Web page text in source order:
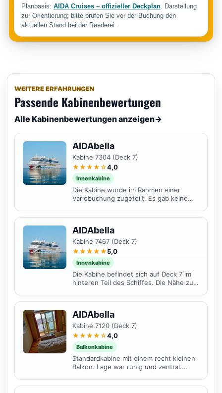
Planbasis: AIDA Cruises – offizieller Deckplan. Darstellung
zur Orientierung; bitte prüfen Sie vor der Buchung den
aktuellen Stand bei der Reederei.
WEITERE ERFAHRUNGEN
Passende Kabinenbewertungen
Alle Kabinenbewertungen anzeigen→
AIDAbella
Kabine 7304 (Deck 7)
★★★★☆4,0
Innenkabine
Die Kabine wurde im Rahmen einer
Variobuchung zugeteilt. Es gab keine
AIDAbella
Kabine 7467 (Deck 7)
★★★★★5,0
Innenkabine
Die Kabine befindet sich auf Deck 7 im
hinteren Teil des Schiffes. Die Nähe zum
AIDAbella
Kabine 7120 (Deck 7)
★★★★☆4,0
Balkonkabine
Standardkabine mit einem recht kleinen
Balkon. Lage war ruhig und zentral.